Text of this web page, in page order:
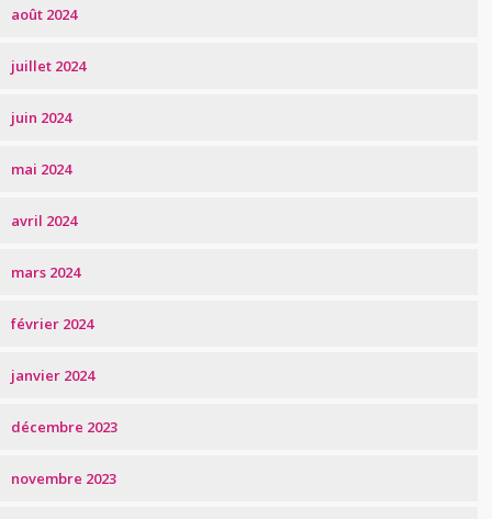
août 2024
juillet 2024
juin 2024
mai 2024
avril 2024
mars 2024
février 2024
janvier 2024
décembre 2023
novembre 2023